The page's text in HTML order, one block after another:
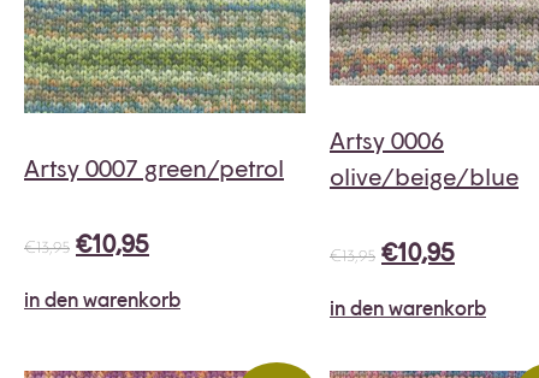
Artsy 0007 green/petrol
€13,95 €10,95
in den warenkorb
Artsy 0006
olive/beige/blue
€13,95 €10,95
in den warenkorb